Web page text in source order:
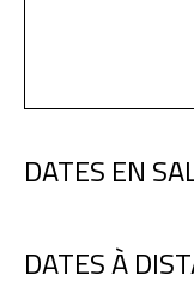
DATES EN
DATES À